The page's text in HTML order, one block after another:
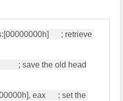
; retrieve
; save the old head
eax      ; set the